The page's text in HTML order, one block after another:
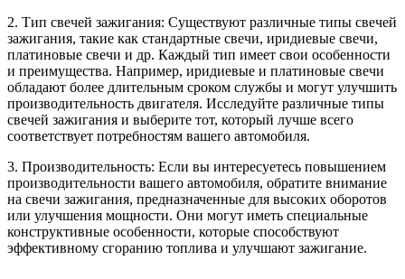
2. Тип свечей зажигания: Существуют различные типы свечей
зажигания, такие как стандартные свечи, иридиевые свечи,
платиновые свечи и др. Каждый тип имеет свои особенности
и преимущества. Например, иридиевые и платиновые свечи
обладают более длительным сроком службы и могут улучшить
производительность двигателя. Исследуйте различные типы
свечей зажигания и выберите тот, который лучше всего
соответствует потребностям вашего автомобиля.
3. Производительность: Если вы интересуетесь повышением
производительности вашего автомобиля, обратите внимание
на свечи зажигания, предназначенные для высоких оборотов
или улучшения мощности. Они могут иметь специальные
конструктивные особенности, которые способствуют
эффективному сгоранию топлива и улучшают зажигание.